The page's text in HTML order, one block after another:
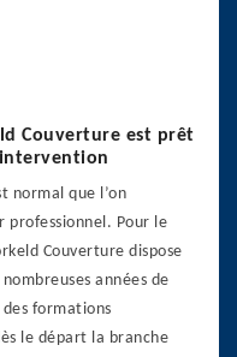
Couverture est prêt
normal que l’on
professionnel. Pour le
Couverture dispose
années de
formations
le départ la branche